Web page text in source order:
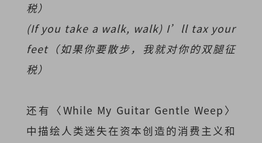
税）
(If you take a walk, walk) I’ll tax your
feet（如果你要散步，我就对你的双腿征
税）
还有〈While My Guitar Gentle Weep〉
中描绘人类迷失在资本创造的消费主义和